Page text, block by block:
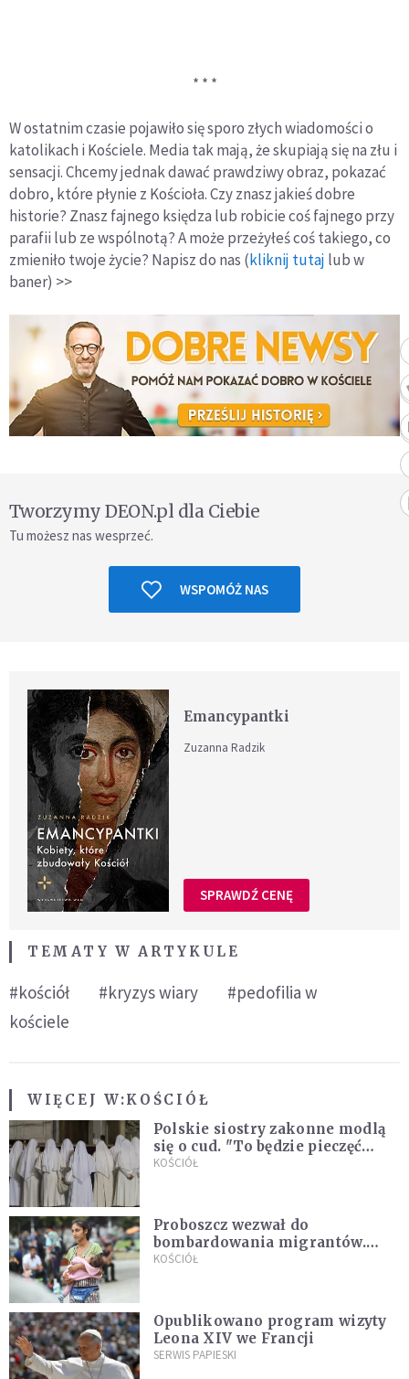
* * *
W ostatnim czasie pojawiło się sporo złych wiadomości o
katolikach i Kościele. Media tak mają, że skupiają się na złu i
sensacji. Chcemy jednak dawać prawdziwy obraz, pokazać
dobro, które płynie z Kościoła. Czy znasz jakieś dobre
historie? Znasz fajnego księdza lub robicie coś fajnego przy
parafii lub ze wspólnotą? A może przeżyłeś coś takiego, co
zmieniło twoje życie? Napisz do nas (kliknij tutaj lub w
baner) >>
Tworzymy DEON.pl dla Ciebie
Tu możesz nas wesprzeć.
WSPOMÓŻ NAS
Emancypantki
Zuzanna Radzik
SPRAWDŹ CENĘ
TEMATY W ARTYKULE
#kościół #kryzys wiary
#pedofilia w
kościele
WIĘCEJ W:KOŚCIÓŁ
Polskie siostry zakonne modlą
się o cud. "To będzie pieczęć
Pana Boga dla naszej wiary"
KOŚCIÓŁ
Proboszcz wezwał do
bombardowania migrantów.
"Masowy ogień przeciwko
KOŚCIÓŁ
Opublikowano program wizyty
Leona XIV we Francji
SERWIS PAPIESKI